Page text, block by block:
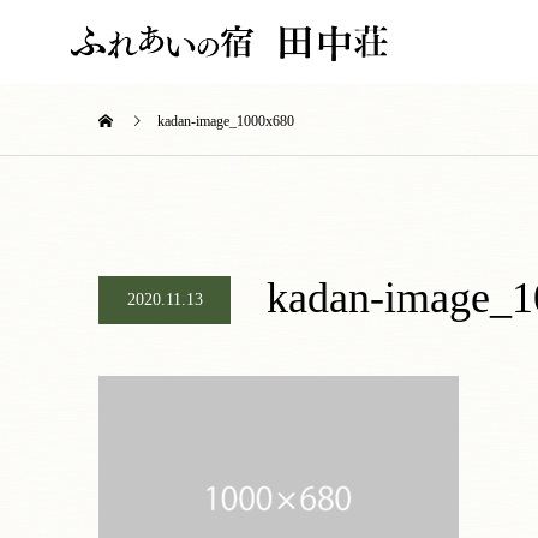
kadan-image_1000x680
2020.11.13 kadan-